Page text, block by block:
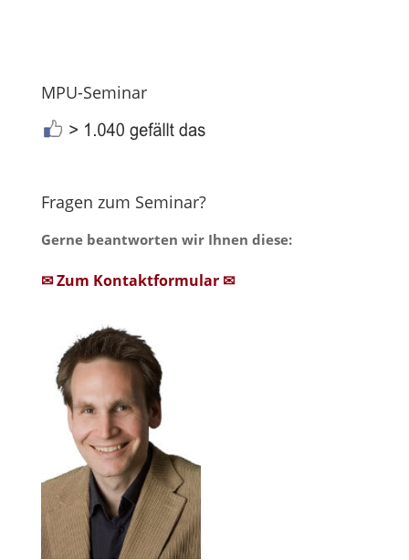
MPU-Seminar
Fragen zum Seminar?
Gerne beantworten wir Ihnen diese:
✉ Zum Kontaktformular ✉